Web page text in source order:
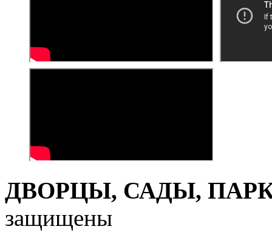
ДВОРЦЫ, САДЫ,
защищены